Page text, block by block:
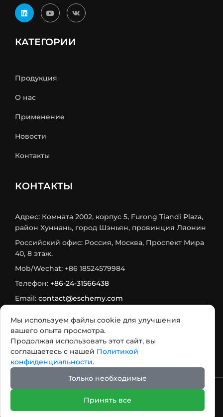
КАТЕГОРИИ
Продукция
О нас
Применение
Новости
Контакты
КОНТАКТЫ
Адрес: Комната 2002, корпус 5, Furong Tiandi Plaza,
район Хуннань, город Шэньян, провинция Ляонин
Российский офис: Россия, Москва, Проспект Мира
40, 8 этаж.
Mob/Wechat: +86 18524579984
Телефон: +86-24-31566438
Email: contact@eschemy.com
Max:+7 933 716-75-73
Telegram:+7 985 482 2564
Новые Материалы
Мы используем файлы cookie для улучшения
вашего опыта просмотра.
Продолжая использовать этот сайт, вы
соглашаетесь с нашей Политикой
конфиденциальности.
Только необходимые
Принять все